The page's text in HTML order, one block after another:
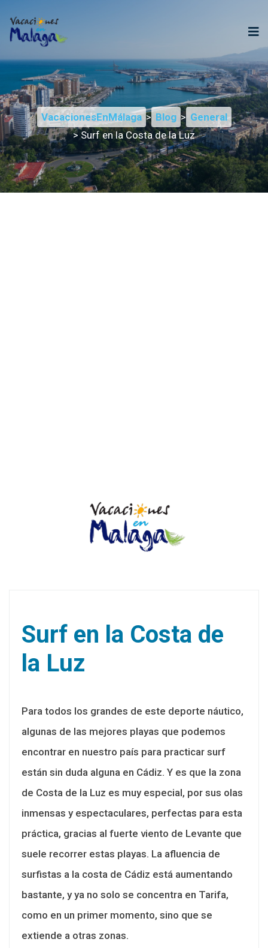
VacacionesEnMálaga > Blog > General
> Surf en la Costa de la Luz
Surf en la Costa de
la Luz
Para todos los grandes de este deporte náutico,
algunas de las mejores playas que podemos
encontrar en nuestro país para practicar surf
están sin duda alguna en Cádiz. Y es que la zona
de Costa de la Luz es muy especial, por sus olas
inmensas y espectaculares, perfectas para esta
práctica, gracias al fuerte viento de Levante que
suele recorrer estas playas. La afluencia de
surfistas a la costa de Cádiz está aumentando
bastante, y ya no solo se concentra en Tarifa,
como en un primer momento, sino que se
extiende a otras zonas.